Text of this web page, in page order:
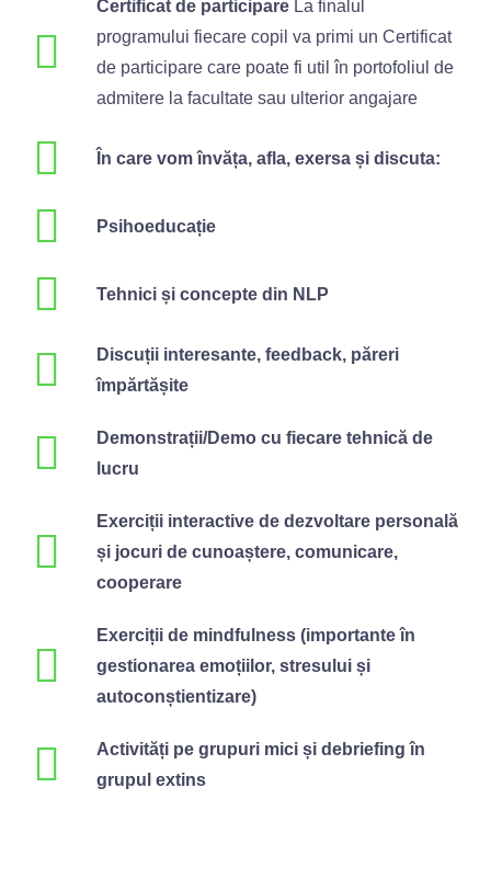
Certificat de participareLa finalul
programului fiecare copil va primi un Certificat
de participare care poate fi util în portofoliul de
admitere la facultate sau ulterior angajare
În care vom învăța, afla, exersa și discuta:
Psihoeducație
Tehnici și concepte din NLP
Discuții interesante, feedback, păreri
împărtășite
Demonstrații/Demo cu fiecare tehnică de
lucru
Exerciții interactive de dezvoltare personală
și jocuri de cunoaștere, comunicare,
cooperare
Exerciții de mindfulness (importante în
gestionarea emoțiilor, stresului și
autoconștientizare)
Activități pe grupuri mici și debriefing în
grupul extins